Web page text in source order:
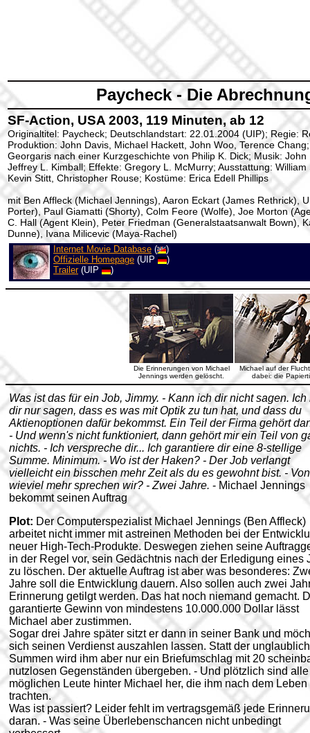
Paycheck - Die
SF-Action, USA 2003, 119 Minuten, ab 12
Originaltitel: Paycheck; Deutschlandstart: 22.01.2004 (UIP); Regie:
Produktion: John Davis, Michael Hackett, John Woo, Terence
Georgaris nach einer Kurzgeschichte von Philip K. Dick; Musik: John
Jeffrey L. Kimball; Effekte: Gregory L. McMurry; Ausstattung: William
Kevin Stitt, Christopher Rouse; Kostüme: Erica Edell Phillips
mit Ben Affleck (Michael Jennings), Aaron Eckart (James Rethrick),
Porter), Paul Giamatti (Shorty), Colm Feore (Wolfe), Joe Morton
C. Hall (Agent Klein), Peter Friedman (Generalstaatsanwalt Bown),
Dunne), Ivana Milicevic (Maya-Rachel)
Internet Movie Database (
)
Offizielle Homepage (UIP
)
Trailer(UIP )
Die Erinnerungen von Michael
Jennings werden gelöscht.
Michael auf der
dabei: die
Was ist das für ein Job, Jimmy. - Kann ich dir nicht sagen. Ich
dir nur sagen, dass es was mit Optik zu tun hat, und dass du
Aktienoptionen dafür bekommst. Ein Teil der Firma gehört
- Und wenn's nicht funktioniert, dann gehört mir ein Teil von
nichts. - Ich verspreche dir... Ich garantiere dir eine 8-stellige
Summe. Minimum. - Wo ist der Haken? - Der Job verlangt
vielleicht ein bisschen mehr Zeit als du es gewohnt bist. - Von
wieviel mehr sprechen wir? - Zwei Jahre. - Michael Jennings
bekommt seinen Auftrag
Plot: Der Computerspezialist Michael Jennings (Ben Affleck)
arbeitet nicht immer mit astreinen Methoden bei der
neuer High-Tech-Produkte. Deswegen ziehen seine
in der Regel vor, sein Gedächtnis nach der Erledigung eines
zu löschen. Der aktuelle Auftrag ist aber was besonderes:
Jahre soll die Entwicklung dauern. Also sollen auch zwei
Erinnerung getilgt werden. Das hat noch niemand gemacht.
garantierte Gewinn von mindestens 10.000.000 Dollar lässt
Michael aber zustimmen.
Sogar drei Jahre später sitzt er dann in seiner Bank und
sich seinen Verdienst auszahlen lassen. Statt der
Summen wird ihm aber nur ein Briefumschlag mit 20
nutzlosen Gegenständen übergeben. - Und plötzlich sind alle
möglichen Leute hinter Michael her, die ihm nach dem Leben
trachten.
Was ist passiert? Leider fehlt im vertragsgemäß jede
daran. - Was seine Überlebenschancen nicht unbedingt